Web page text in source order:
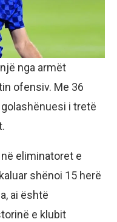
nga armët
ofensiv. Me 36
i tretë
eliminatoret e
shënoi 15 herë
ai është
e klubit